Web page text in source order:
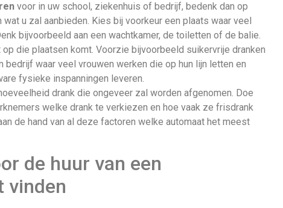
voor in uw school, ziekenhuis of bedrijf, bedenk dan op
u zal aanbieden. Kies bij voorkeur een plaats waar veel
bijvoorbeeld aan een wachtkamer, de toiletten of de balie.
die plaatsen komt. Voorzie bijvoorbeeld suikervrije dranken
waar veel vrouwen werken die op hun lijn letten en
fysieke inspanningen leveren.
drank die ongeveer zal worden afgenomen. Doe
welke drank te verkiezen en hoe vaak ze frisdrank
de hand van al deze factoren welke automaat het meest
de huur van een
vinden